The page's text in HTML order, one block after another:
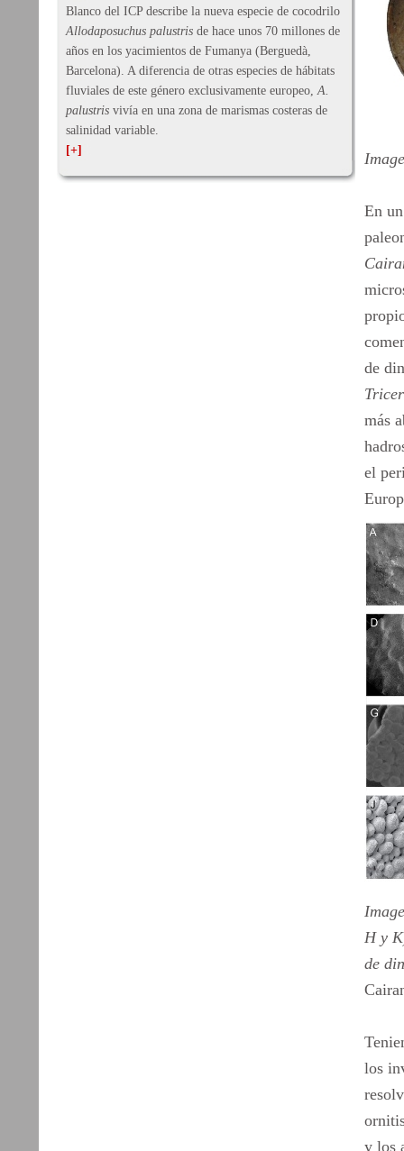
Blanco del ICP describe la nueva especie de cocodrilo
Allodaposuchus palustris de hace unos 70 millones de
años en los yacimientos de Fumanya (Berguedà,
Barcelona). A diferencia de otras especies de hábitats
fluviales de este género exclusivamente europeo,A.
palustris vivía en una zona de marismas costeras de
salinidad variable.
[+]
En
de
más
el
H y
de
los
y los